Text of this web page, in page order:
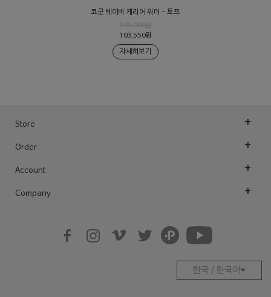
코쿤 베이비 캐리어 워머 - 토프
109,000원
103,550원
자세히보기
Store
Order
Account
Company
한국 / 한국어